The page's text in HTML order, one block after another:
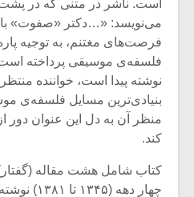
است. ناشر در متنی که در پشت
می‌نویسد: «…دکتر «صفوت» با
فرصت‌های مغتنم، به توجیه
فلسفه‌ی موسیقی پرداخته
نوشته پیدا است، خواننده
بنیادی‌ترین مسایل فلسفه‌ی
منظر آن به دل این عنوان
کند.
کتاب شامل هشت مقاله
چهار دهه